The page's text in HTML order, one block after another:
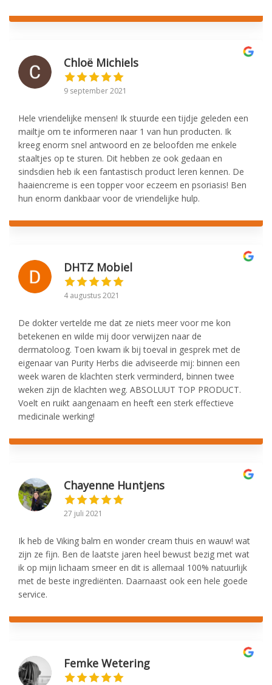
Chloë Michiels
9 september 2021
Hele vriendelijke mensen! Ik stuurde een tijdje geleden een
mailtje om te informeren naar 1 van hun producten. Ik
kreeg enorm snel antwoord en ze beloofden me enkele
staaltjes op te sturen. Dit hebben ze ook gedaan en
sindsdien heb ik een fantastisch product leren kennen. De
haaiencreme is een topper voor eczeem en psoriasis! Ben
hun enorm dankbaar voor de vriendelijke hulp.
DHTZ Mobiel
4 augustus 2021
De dokter vertelde me dat ze niets meer voor me kon
betekenen en wilde mij door verwijzen naar de
dermatoloog. Toen kwam ik bij toeval in gesprek met de
eigenaar van Purity Herbs die adviseerde mij: binnen een
week waren de klachten sterk verminderd, binnen twee
weken zijn de klachten weg. ABSOLUUT TOP PRODUCT.
Voelt en ruikt aangenaam en heeft een sterk effectieve
medicinale werking!
Chayenne Huntjens
27 juli 2021
Ik heb de Viking balm en wonder cream thuis en wauw! wat
zijn ze fijn. Ben de laatste jaren heel bewust bezig met wat
ik op mijn lichaam smeer en dit is allemaal 100% natuurlijk
met de beste ingrediënten. Daarnaast ook een hele goede
service.
Femke Wetering